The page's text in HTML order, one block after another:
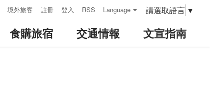
境外旅客 註冊 登入 RSS Language 請選取語言 ▼
食購旅宿 交通情報 文宣指南